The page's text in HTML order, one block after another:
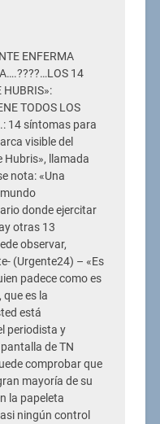
ENFERMA
14
HUBRIS»:
TODOS LOS
14 síntomas para
visible del
Hubris», llamada
nota: «Una
donde ejercitar
otras 13
observar,
(Urgente24) – «Es
padece como es
que es la
está
periodista y
de TN
comprobar que
mayoría de su
la papeleta
ningún control